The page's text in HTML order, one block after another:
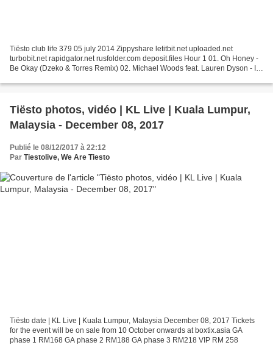
Tiësto club life 379 05 july 2014 Zippyshare letitbit.net uploaded.net
turbobit.net rapidgator.net rusfolder.com deposit.files Hour 1 01. Oh Honey -
Be Okay (Dzeko & Torres Remix) 02. Michael Woods feat. Lauren Dyson - In
Tiësto photos, vidéo | KL Live | Kuala Lumpur,
Malaysia - December 08, 2017
Publié le 08/12/2017 à 22:12
Par Tiestolive, We Are Tiesto
Tiësto date | KL Live | Kuala Lumpur, Malaysia December 08, 2017 Tickets
for the event will be on sale from 10 October onwards at boxtix.asia GA
phase 1 RM168 GA phase 2 RM188 GA phase 3 RM218 VIP RM 258